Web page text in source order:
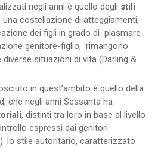
negli anni è quello degli stili
una costellazione di atteggiamenti,
dei figli in grado di plasmare
genitore-figlio, rimangono
situazioni di vita (Darling &
in quest’ambito è quello della
che negli anni Sessanta ha
, distinti tra loro in base al livello
espressi dai genitori
lo stile autoritario, caratterizzato